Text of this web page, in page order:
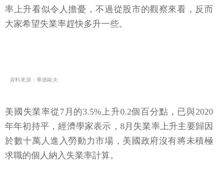
率上升看似令人擔憂，不過從股市的觀察來看，反而
大家希望失業率趕快多升一些。
資料來源：畢德歐夫
美國失業率從7月的3.5%上升0.2個百分點，已與2020
年年初持平，經濟學家表示，8月失業率上升主要歸因
於數十萬人進入勞動力市場，美國政府沒有將未積極
求職的個人納入失業率計算。